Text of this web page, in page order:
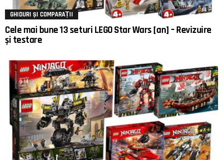
GHIDURI ȘI COMPARAȚII
Cele mai bune 13 seturi LEGO Star Wars [an] – Revizuire
și testare